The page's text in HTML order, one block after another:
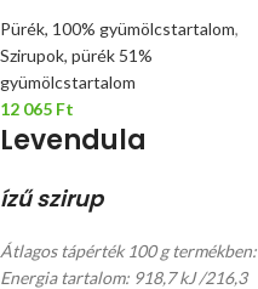
Pürék, 100% gyümölcstartalom,
Szirupok, pürék 51%
gyümölcstartalom
12 065 Ft
Levendula
ízű szirup
Átlagos tápérték 100 g termékben:
Energia tartalom: 918,7 kJ /216,3